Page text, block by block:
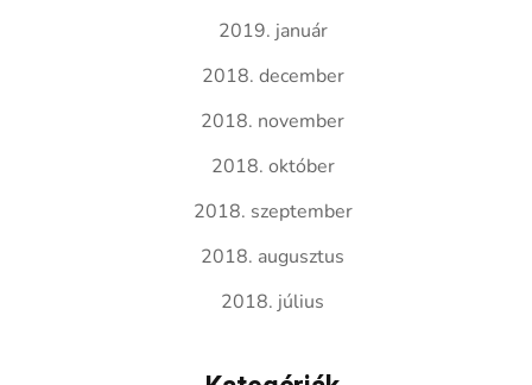
2019. január
2018. december
2018. november
2018. október
2018. szeptember
2018. augusztus
2018. július